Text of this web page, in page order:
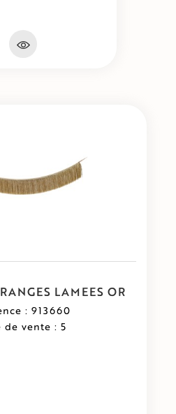
LAMEES OR
: 913660
de vente : 5